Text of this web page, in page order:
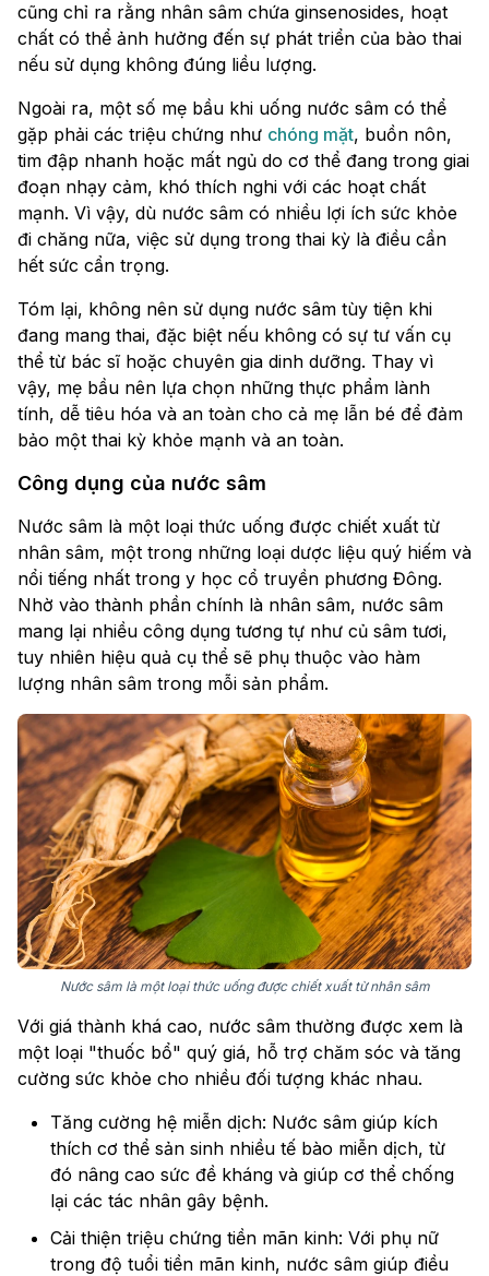
cũng chỉ ra rằng nhân sâm chứa ginsenosides, hoạt
chất có thể ảnh hưởng đến sự phát triển của bào thai
nếu sử dụng không đúng liều lượng.
Ngoài ra, một số mẹ bầu khi uống nước sâm có thể
gặp phải các triệu chứng như chóng mặt, buồn nôn,
tim đập nhanh hoặc mất ngủ do cơ thể đang trong giai
đoạn nhạy cảm, khó thích nghi với các hoạt chất
mạnh. Vì vậy, dù nước sâm có nhiều lợi ích sức khỏe
đi chăng nữa, việc sử dụng trong thai kỳ là điều cần
hết sức cẩn trọng.
Tóm lại, không nên sử dụng nước sâm tùy tiện khi
đang mang thai, đặc biệt nếu không có sự tư vấn cụ
thể từ bác sĩ hoặc chuyên gia dinh dưỡng. Thay vì
vậy, mẹ bầu nên lựa chọn những thực phẩm lành
tính, dễ tiêu hóa và an toàn cho cả mẹ lẫn bé để đảm
bảo một thai kỳ khỏe mạnh và an toàn.
Công dụng của nước sâm
Nước sâm là một loại thức uống được chiết xuất từ
nhân sâm, một trong những loại dược liệu quý hiếm và
nổi tiếng nhất trong y học cổ truyền phương Đông.
Nhờ vào thành phần chính là nhân sâm, nước sâm
mang lại nhiều công dụng tương tự như củ sâm tươi,
tuy nhiên hiệu quả cụ thể sẽ phụ thuộc vào hàm
lượng nhân sâm trong mỗi sản phẩm.
Nước sâm là một loại thức uống được chiết xuất từ nhân sâm
Với giá thành khá cao, nước sâm thường được xem là
một loại "thuốc bổ" quý giá, hỗ trợ chăm sóc và tăng
cường sức khỏe cho nhiều đối tượng khác nhau.
Tăng cường hệ miễn dịch: Nước sâm giúp kích
thích cơ thể sản sinh nhiều tế bào miễn dịch, từ
đó nâng cao sức đề kháng và giúp cơ thể chống
lại các tác nhân gây bệnh.
Cải thiện triệu chứng tiền mãn kinh: Với phụ nữ
trong độ tuổi tiền mãn kinh, nước sâm giúp điều